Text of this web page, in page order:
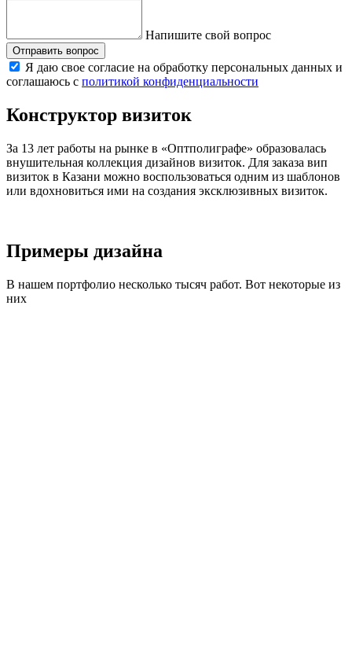
Напишите свой вопрос
Отправить вопрос
Я даю свое согласие на обработку персональных данных и
соглашаюсь с политикой конфиденциальности
Конструктор визиток
За 13 лет работы на рынке в «Оптполиграфе» образовалась
внушительная коллекция дизайнов визиток. Для заказа вип
визиток в Казани можно воспользоваться одним из шаблонов
или вдохновиться ими на создания эксклюзивных визиток.
Примеры дизайна
В нашем портфолио несколько тысяч работ. Вот некоторые из
них